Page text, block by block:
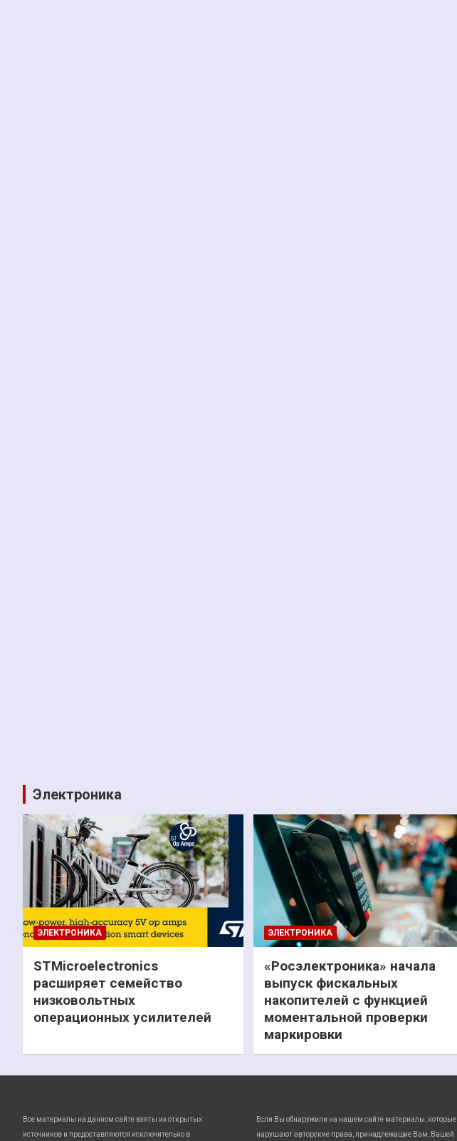
Электроника
ЭЛЕКТРОНИКА
STMicroelectronics
расширяет семейство
низковольтных
операционных усилителей
ЭЛЕКТРОНИКА
«Росэлектроника» начала
выпуск фискальных
накопителей с функцией
моментальной проверки
маркировки
Все материалы на данном сайте взяты из открытых
источников и предоставляются исключительно в
Если Вы обнаружили на нашем сайте материалы, которые
нарушают авторские права, принадлежащие Вам, Вашей